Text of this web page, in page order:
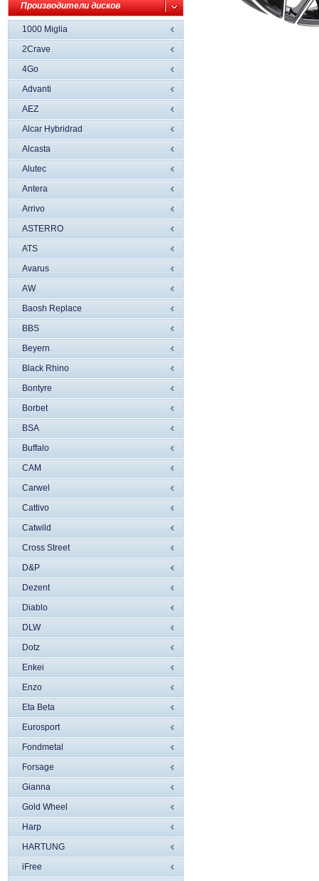
Производители дисков
1000 Miglia
2Crave
4Go
Advanti
AEZ
Alcar Hybridrad
Alcasta
Alutec
Antera
Arrivo
ASTERRO
ATS
Avarus
AW
Baosh Replace
BBS
Beyern
Black Rhino
Bontyre
Borbet
BSA
Buffalo
CAM
Carwel
Cattivo
Catwild
Cross Street
D&P
Dezent
Diablo
DLW
Dotz
Enkei
Enzo
Eta Beta
Eurosport
Fondmetal
Forsage
Gianna
Gold Wheel
Harp
HARTUNG
iFree